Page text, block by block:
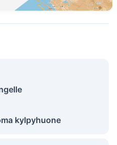
kylpyhuone